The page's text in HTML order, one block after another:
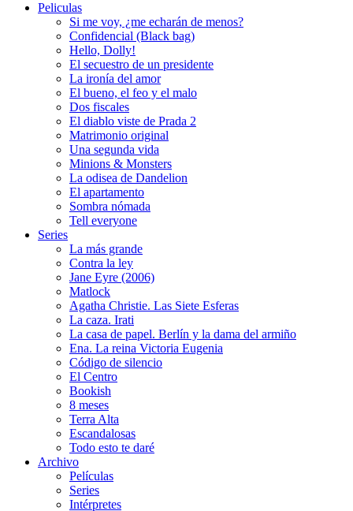
Peliculas
Si me voy, ¿me echarán de menos?
Confidencial (Black bag)
Hello, Dolly!
El secuestro de un presidente
La ironía del amor
El bueno, el feo y el malo
Dos fiscales
El diablo viste de Prada 2
Matrimonio original
Una segunda vida
Minions & Monsters
La odisea de Dandelion
El apartamento
Sombra nómada
Tell everyone
Series
La más grande
Contra la ley
Jane Eyre (2006)
Matlock
Agatha Christie. Las Siete Esferas
La caza. Irati
La casa de papel. Berlín y la dama del armiño
Ena. La reina Victoria Eugenia
Código de silencio
El Centro
Bookish
8 meses
Terra Alta
Escandalosas
Todo esto te daré
Archivo
Películas
Series
Intérpretes